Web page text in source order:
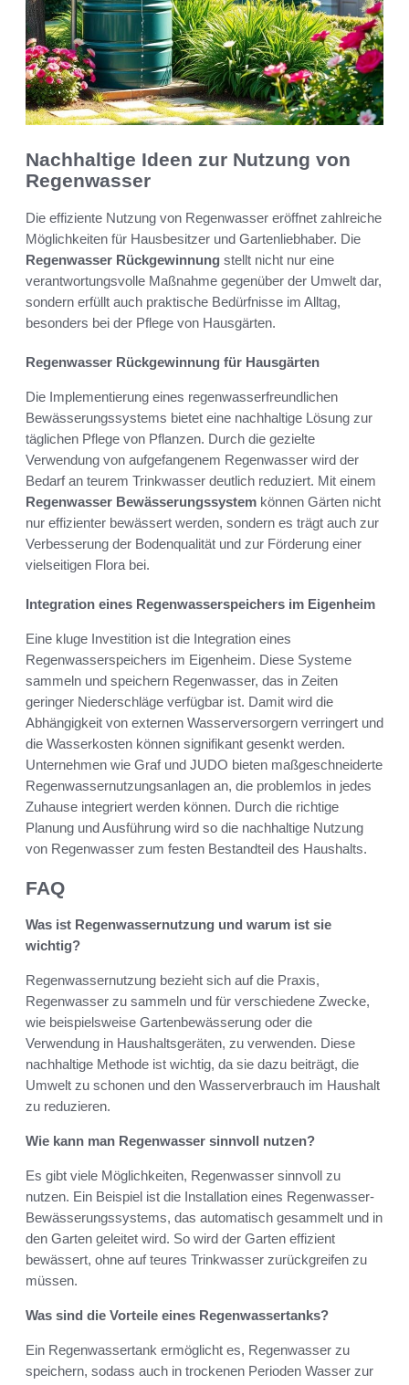
Nachhaltige Ideen zur Nutzung von
Regenwasser
Die effiziente Nutzung von Regenwasser eröffnet zahlreiche
Möglichkeiten für Hausbesitzer und Gartenliebhaber. Die
Regenwasser Rückgewinnung stellt nicht nur eine
verantwortungsvolle Maßnahme gegenüber der Umwelt dar,
sondern erfüllt auch praktische Bedürfnisse im Alltag,
besonders bei der Pflege von Hausgärten.
Regenwasser Rückgewinnung für Hausgärten
Die Implementierung eines regenwasserfreundlichen
Bewässerungssystems bietet eine nachhaltige Lösung zur
täglichen Pflege von Pflanzen. Durch die gezielte
Verwendung von aufgefangenem Regenwasser wird der
Bedarf an teurem Trinkwasser deutlich reduziert. Mit einem
Regenwasser Bewässerungssystem können Gärten nicht
nur effizienter bewässert werden, sondern es trägt auch zur
Verbesserung der Bodenqualität und zur Förderung einer
vielseitigen Flora bei.
Integration eines Regenwasserspeichers im Eigenheim
Eine kluge Investition ist die Integration eines
Regenwasserspeichers im Eigenheim. Diese Systeme
sammeln und speichern Regenwasser, das in Zeiten
geringer Niederschläge verfügbar ist. Damit wird die
Abhängigkeit von externen Wasserversorgern verringert und
die Wasserkosten können signifikant gesenkt werden.
Unternehmen wie Graf und JUDO bieten maßgeschneiderte
Regenwassernutzungsanlagen an, die problemlos in jedes
Zuhause integriert werden können. Durch die richtige
Planung und Ausführung wird so die nachhaltige Nutzung
von Regenwasser zum festen Bestandteil des Haushalts.
FAQ
Was ist Regenwassernutzung und warum ist sie
wichtig?
Regenwassernutzung bezieht sich auf die Praxis,
Regenwasser zu sammeln und für verschiedene Zwecke,
wie beispielsweise Gartenbewässerung oder die
Verwendung in Haushaltsgeräten, zu verwenden. Diese
nachhaltige Methode ist wichtig, da sie dazu beiträgt, die
Umwelt zu schonen und den Wasserverbrauch im Haushalt
zu reduzieren.
Wie kann man Regenwasser sinnvoll nutzen?
Es gibt viele Möglichkeiten, Regenwasser sinnvoll zu
nutzen. Ein Beispiel ist die Installation eines Regenwasser-
Bewässerungssystems, das automatisch gesammelt und in
den Garten geleitet wird. So wird der Garten effizient
bewässert, ohne auf teures Trinkwasser zurückgreifen zu
müssen.
Was sind die Vorteile eines Regenwassertanks?
Ein Regenwassertank ermöglicht es, Regenwasser zu
speichern, sodass auch in trockenen Perioden Wasser zur